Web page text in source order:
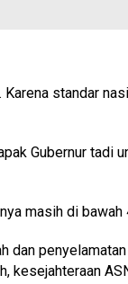
standar
Gubernur tadi
masih di bawah
dan
kesejahteraan